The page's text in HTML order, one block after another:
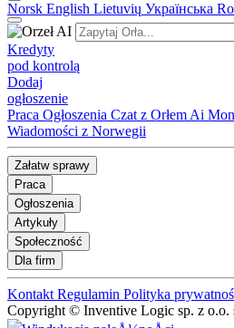
Norsk English Lietuvių Українська
Kredyty
pod kontrolą
Dodaj
ogłoszenie
Praca Ogłoszenia Czat z Orłem Ai
Wiadomości z Norwegii
Załatw sprawy
Praca
Ogłoszenia
Artykuły
Społeczność
Dla firm
Kontakt Regulamin Polityka
Copyright © Inventive Logic sp. z o.o.